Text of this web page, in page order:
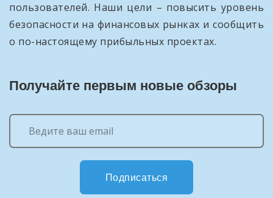
пользователей. Наши цели – повысить уровень
безопасности на финансовых рынках и сообщить
о по-настоящему прибыльных проектах.
Получайте первым новые обзоры
Подписаться